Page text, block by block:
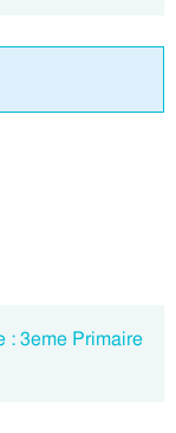
: 3eme Primaire